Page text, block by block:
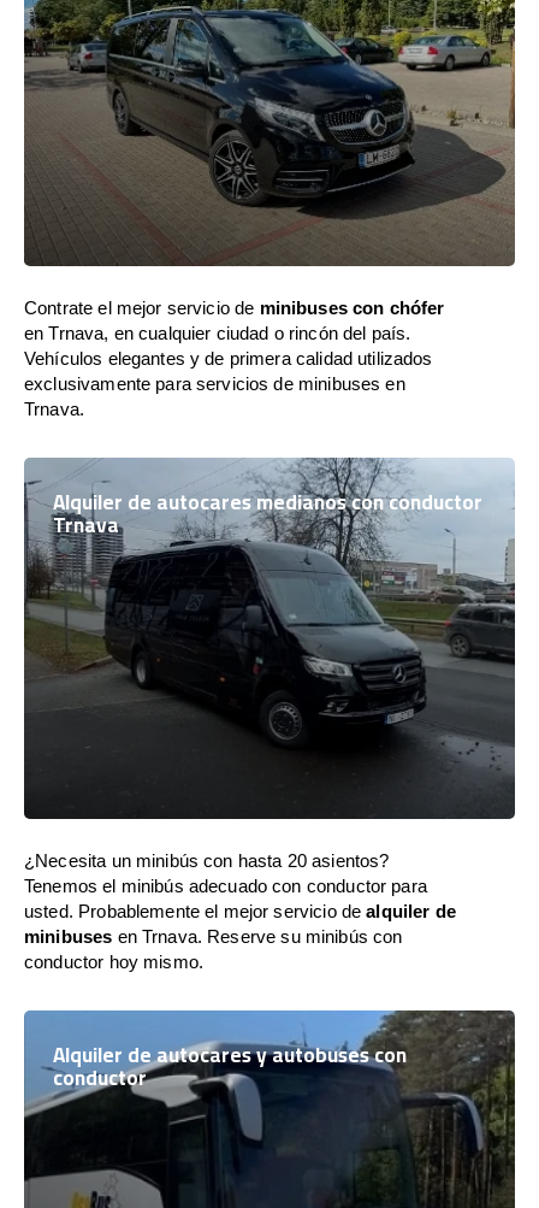
Contrate el mejor servicio de minibuses con chófer
en Trnava, en cualquier ciudad o rincón del país.
Vehículos elegantes y de primera calidad utilizados
exclusivamente para servicios de minibuses en
Trnava.
Alquiler de autocares medianos con conductor
Trnava
¿Necesita un minibús con hasta 20 asientos?
Tenemos el minibús adecuado con conductor para
usted. Probablemente el mejor servicio dealquiler de
minibuses en Trnava. Reserve su minibús con
conductor hoy mismo.
Alquiler de autocares y autobuses con
conductor